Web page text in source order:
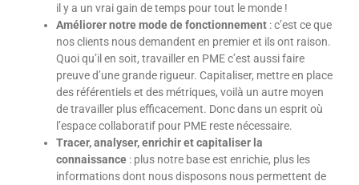
il y a un vrai gain de temps pour tout le monde !
Améliorer notre mode de fonctionnement: c’est ce que
nos clients nous demandent en premier et ils ont raison.
Quoi qu’il en soit, travailler en PME c’est aussi faire
preuve d’une grande rigueur. Capitaliser, mettre en place
des référentiels et des métriques, voilà un autre moyen
de travailler plus efficacement. Donc dans un esprit où
l’espace collaboratif pour PME reste nécessaire.
Tracer, analyser, enrichir et capitaliser la
connaissance: plus notre base est enrichie, plus les
informations dont nous disposons nous permettent de